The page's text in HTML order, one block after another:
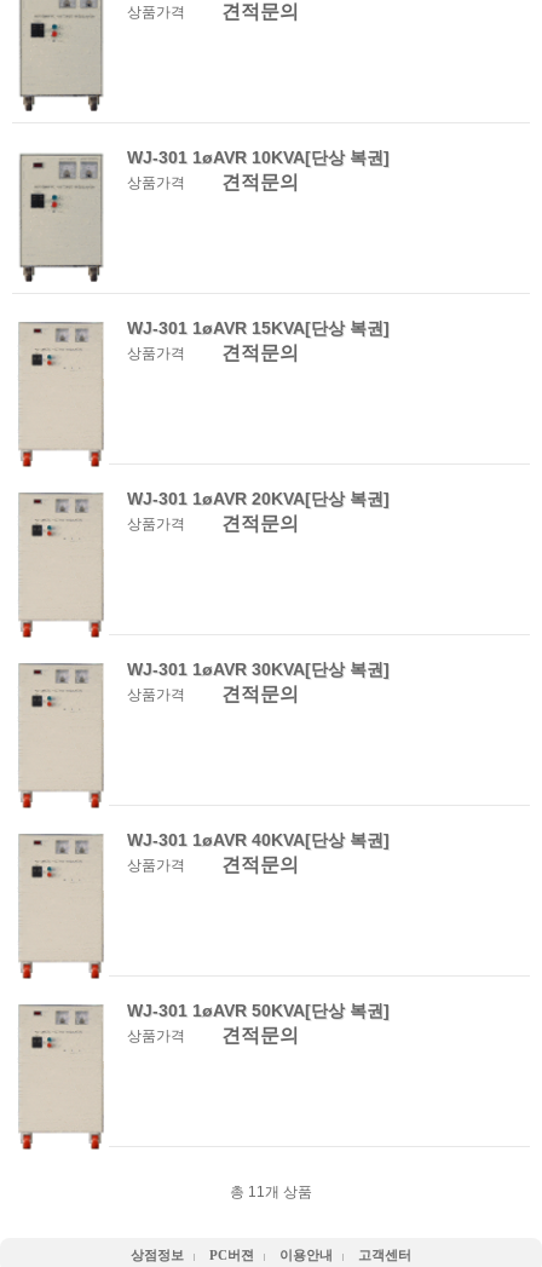
상품가격 견적문의
WJ-301 1øAVR 10KVA[단상 복권]
상품가격 견적문의
WJ-301 1øAVR 15KVA[단상 복권]
상품가격 견적문의
WJ-301 1øAVR 20KVA[단상 복권]
상품가격 견적문의
WJ-301 1øAVR 30KVA[단상 복권]
상품가격 견적문의
WJ-301 1øAVR 40KVA[단상 복권]
상품가격 견적문의
WJ-301 1øAVR 50KVA[단상 복권]
상품가격 견적문의
총 11개 상품
상점정보 PC버젼 이용안내 고객센터